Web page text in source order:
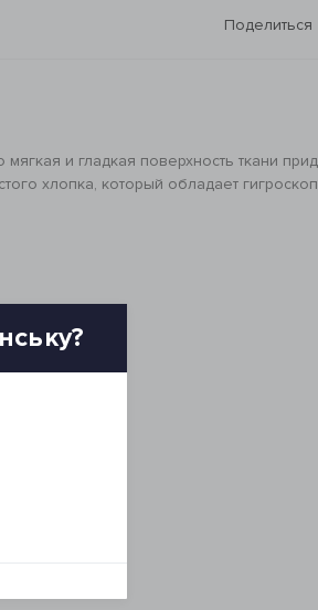
Поделиться
и гладкая поверхность ткани
хлопка, который обладает